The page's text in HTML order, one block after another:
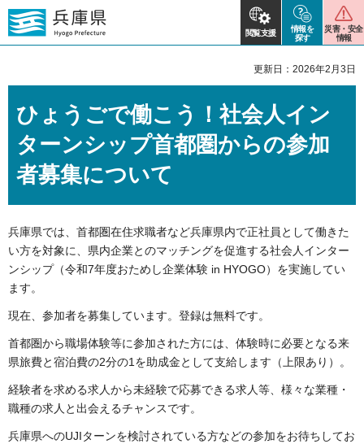
閲覧支援
情報を
探す
災害・安全
情報
更新日：2026年2月3日
ひょうごで働こう！社会人イン
ターンシップ首都圏からの参加
者募集について
兵庫県では、首都圏在住求職者など兵庫県内で正社員として働きた
い方を対象に、県内企業とのマッチングを促進する社会人インター
ンシップ（令和7年度おためし企業体験 in HYOGO）を実施してい
ます。
現在、参加者を募集しています。登録は無料です。
首都圏から職場体験等に参加された方には、体験時に必要となる来
県旅費と宿泊費の2分の1を助成金として支給します（上限あり）。
経験者を求める求人から未経験で応募できる求人等、様々な業種・
職種の求人と出会えるチャンスです。
兵庫県へのUJIターンを検討されている方などの参加をお待ちしてお